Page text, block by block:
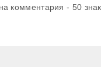
комментария - 50